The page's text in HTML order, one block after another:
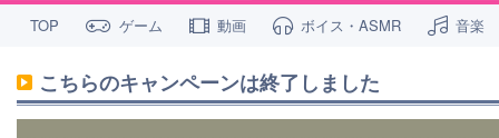
TOP ゲーム 動画 ボイス・ASMR 音楽
こちらのキャンペーンは終了しました